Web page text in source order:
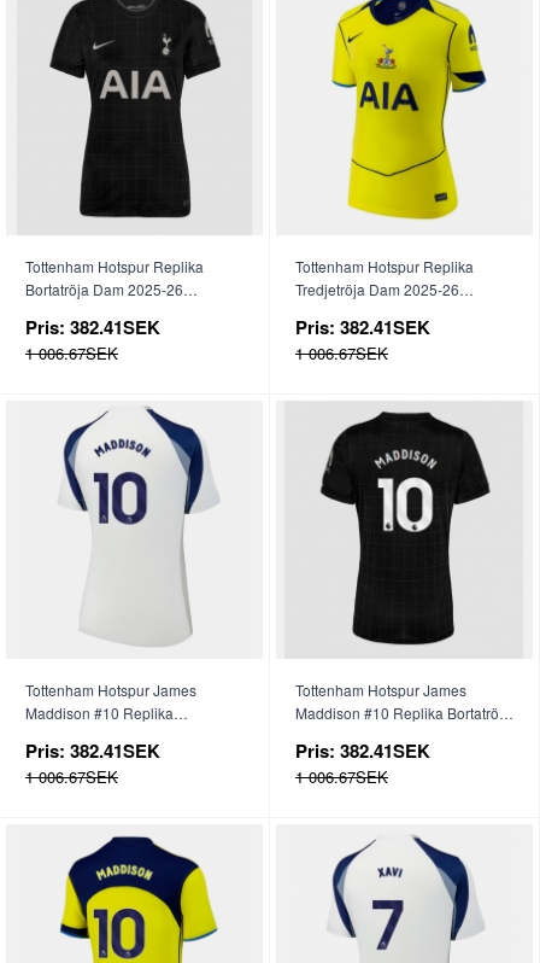
Tottenham Hotspur Replika
Bortatröja Dam 2025-26
Pris: 382.41SEK
1 006.67SEK
Tottenham Hotspur Replika
Tredjetröja Dam 2025-26
Pris: 382.41SEK
1 006.67SEK
Tottenham Hotspur James
Maddison #10 Replika
Kortärmad
Pris: 382.41SEK
1 006.67SEK
Tottenham Hotspur James
Maddison #10 Replika Bortatröja
Pris: 382.41SEK
1 006.67SEK